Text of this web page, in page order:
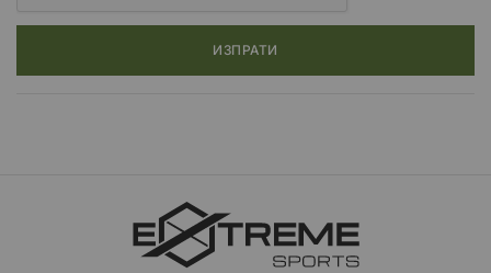
ИЗПРАТИ